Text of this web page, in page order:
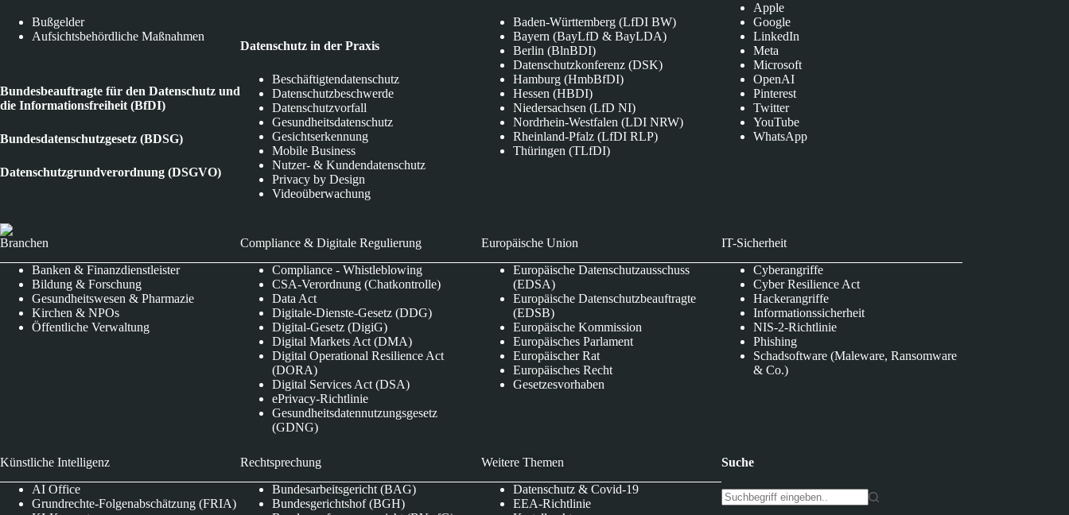
Bußgelder
Aufsichtsbehördliche Maßnahmen
Bundesbeauftragte für den Datenschutz und
die Informationsfreiheit (BfDI)
Bundesdatenschutzgesetz (BDSG)
Datenschutzgrundverordnung (DSGVO)
Datenschutz in der Praxis
Beschäftigtendatenschutz
Datenschutzbeschwerde
Datenschutzvorfall
Gesundheitsdatenschutz
Gesichtserkennung
Mobile Business
Nutzer- & Kundendatenschutz
Privacy by Design
Videoüberwachung
Baden-Württemberg (LfDI BW)
Bayern (BayLfD & BayLDA)
Berlin (BlnBDI)
Datenschutzkonferenz (DSK)
Hamburg (HmbBfDI)
Hessen (HBDI)
Niedersachsen (LfD NI)
Nordrhein-Westfalen (LDI NRW)
Rheinland-Pfalz (LfDI RLP)
Thüringen (TLfDI)
Apple
Google
LinkedIn
Meta
Microsoft
OpenAI
Pinterest
Twitter
YouTube
WhatsApp
Branchen
Banken & Finanzdienstleister
Bildung & Forschung
Gesundheitswesen & Pharmazie
Kirchen & NPOs
Öffentliche Verwaltung
Compliance & Digitale Regulierung
Compliance - Whistleblowing
CSA-Verordnung (Chatkontrolle)
Data Act
Digitale-Dienste-Gesetz (DDG)
Digital-Gesetz (DigiG)
Digital Markets Act (DMA)
Digital Operational Resilience Act
(DORA)
Digital Services Act (DSA)
ePrivacy-Richtlinie
Gesundheitsdatennutzungsgesetz
(GDNG)
Europäische Union
Europäische Datenschutzausschuss
(EDSA)
Europäische Datenschutzbeauftragte
(EDSB)
Europäische Kommission
Europäisches Parlament
Europäischer Rat
Europäisches Recht
Gesetzesvorhaben
IT-Sicherheit
Cyberangriffe
Cyber Resilience Act
Hackerangriffe
Informationssicherheit
NIS-2-Richtlinie
Phishing
Schadsoftware (Maleware, Ransomware
& Co.)
Künstliche Intelligenz
AI Office
Grundrechte-Folgenabschätzung (FRIA)
Rechtsprechung
Bundesarbeitsgericht (BAG)
Bundesgerichtshof (BGH)
Weitere Themen
Datenschutz & Covid-19
EEA-Richtlinie
Suche